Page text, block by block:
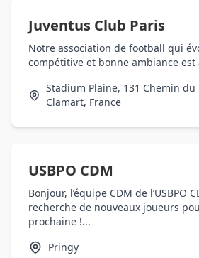
Juventus Club Paris
Notre association de football qui
compétitive et bonne ambiance est
Stadium Plaine, 131 Chemin du
Clamart, France
USBPO CDM
Bonjour, l’équipe CDM de l’USBPO
recherche de nouveaux joueurs
prochaine !...
Pringy